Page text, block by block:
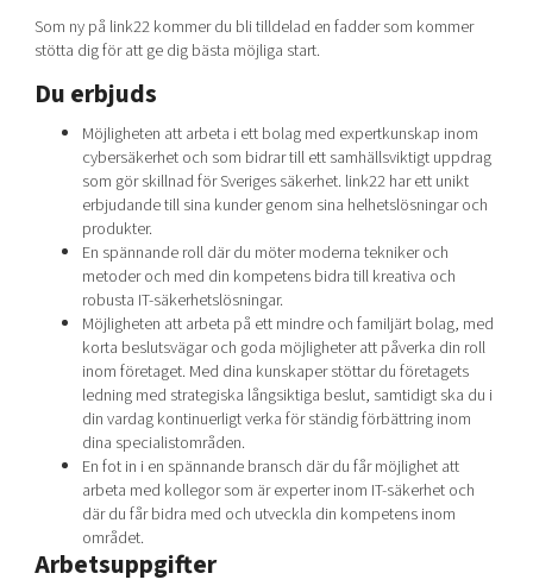
Som ny på link22 kommer du bli tilldelad en fadder som kommer
stötta dig för att ge dig bästa möjliga start.
Du erbjuds
Möjligheten att arbeta i ett bolag med expertkunskap inom
cybersäkerhet och som bidrar till ett samhällsviktigt uppdrag
som gör skillnad för Sveriges säkerhet. link22 har ett unikt
erbjudande till sina kunder genom sina helhetslösningar och
produkter.
En spännande roll där du möter moderna tekniker och
metoder och med din kompetens bidra till kreativa och
robusta IT-säkerhetslösningar.
Möjligheten att arbeta på ett mindre och familjärt bolag, med
korta beslutsvägar och goda möjligheter att påverka din roll
inom företaget. Med dina kunskaper stöttar du företagets
ledning med strategiska långsiktiga beslut, samtidigt ska du i
din vardag kontinuerligt verka för ständig förbättring inom
dina specialistområden.
En fot in i en spännande bransch där du får möjlighet att
arbeta med kollegor som är experter inom IT-säkerhet och
där du får bidra med och utveckla din kompetens inom
området.
Arbetsuppgifter